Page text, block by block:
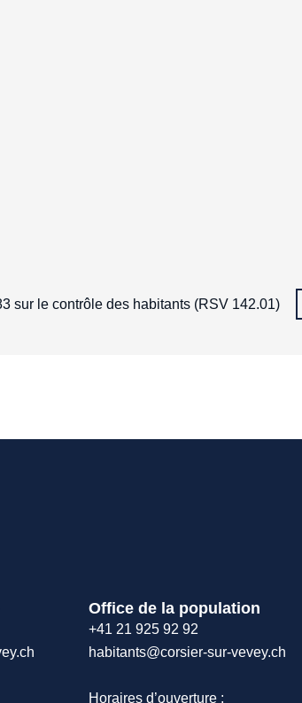
sur le contrôle des habitants (RSV 142.01)
Office de la population
+41 21 925 92 92
habitants@corsier-sur-vevey.ch
Horaires d’ouverture :